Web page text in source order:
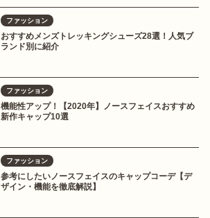
ファッション
おすすめメンズトレッキングシューズ28選！人気ブ
ランド別に紹介
ファッション
機能性アップ！【2020年】ノースフェイスおすすめ
新作キャップ10選
ファッション
参考にしたいノースフェイスのキャップコーデ【デ
ザイン・機能を徹底解説】